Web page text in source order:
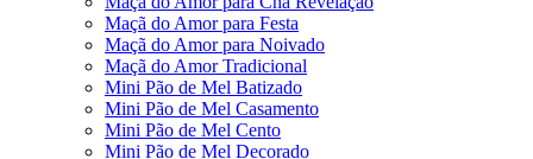
Maçã do Amor para Festa
Maçã do Amor para Noivado
Maçã do Amor Tradicional
Mini Pão de Mel Batizado
Mini Pão de Mel Casamento
Mini Pão de Mel Cento
Mini Pão de Mel Decorado